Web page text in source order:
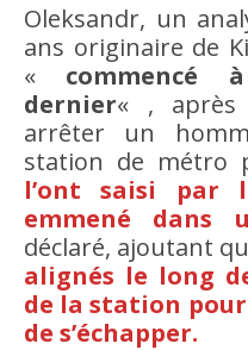
Oleksandr, un
ans originaire de
« commencé
dernier« , après
arrêter un
station de métro
l’ont saisi par
emmené dans
déclaré, ajoutant
alignés le long
de la station
de s’échapper.